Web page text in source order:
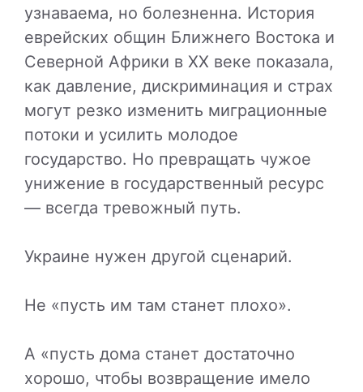
узнаваема, но болезненна. История
еврейских общин Ближнего Востока и
Северной Африки в XX веке показала,
как давление, дискриминация и страх
могут резко изменить миграционные
потоки и усилить молодое
государство. Но превращать чужое
унижение в государственный ресурс
— всегда тревожный путь.
Украине нужен другой сценарий.
Не «пусть им там станет плохо».
А «пусть дома станет достаточно
хорошо, чтобы возвращение имело